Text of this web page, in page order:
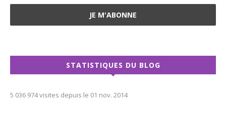
STATISTIQUES DU BLOG
5 036 974 visites depuis le 01 nov. 2014